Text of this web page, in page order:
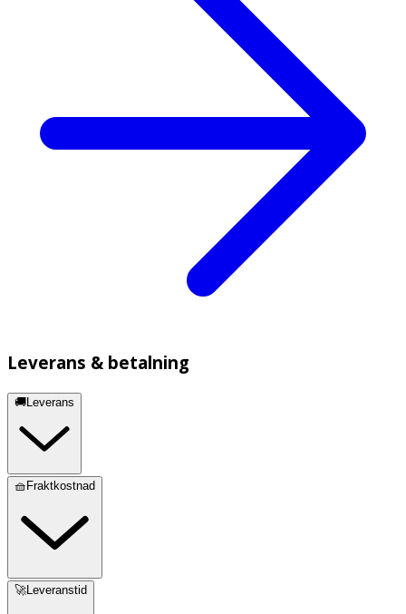
Leverans & betalning
🚚Leverans
🧺Fraktkostnad
🚀Leveranstid